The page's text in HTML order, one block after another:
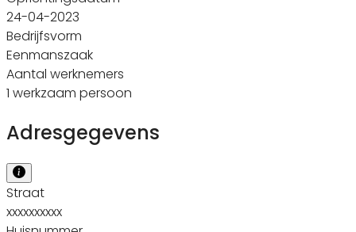
24-04-2023
Bedrijfsvorm
Eenmanszaak
Aantal werknemers
1 werkzaam persoon
Adresgegevens
Straat
xxxxxxxxxx